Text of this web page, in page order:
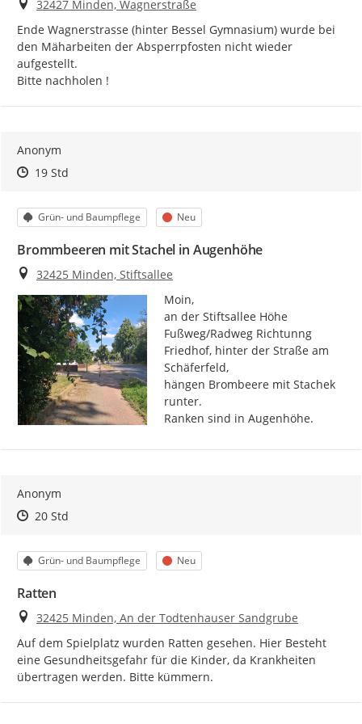
Ort
32427 Minden, Wagnerstraße
Ende Wagnerstrasse (hinter Bessel Gymnasium) wurde bei
den Mäharbeiten der Absperrpfosten nicht wieder
aufgestellt.
Bitte nachholen !
Anonym
Zeitpunkt des Erstellens
Zeitpunkt des Erstellens
19 StdZur Äußerung
Kategorie
Grün- und Baumpflege Status
Neu
Brommbeeren mit Stachel in Augenhöhe
Ort
32425 Minden, Stiftsallee
Moin,
an der Stiftsallee Höhe
Fußweg/Radweg Richtunng
Friedhof, hinter der Straße am
Schäferfeld,
hängen Brombeere mit Stachek
runter.
Ranken sind in Augenhöhe.
Anonym
Zeitpunkt des Erstellens
Zeitpunkt des Erstellens
20 StdZur Äußerung
Kategorie
Grün- und Baumpflege Status
Neu
Ratten
Ort
32425 Minden, An der Todtenhauser Sandgrube
Auf dem Spielplatz wurden Ratten gesehen. Hier Besteht
eine Gesundheitsgefahr für die Kinder, da Krankheiten
übertragen werden. Bitte kümmern.